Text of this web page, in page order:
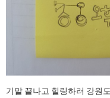
기말 끝나고 힐링하러 강원